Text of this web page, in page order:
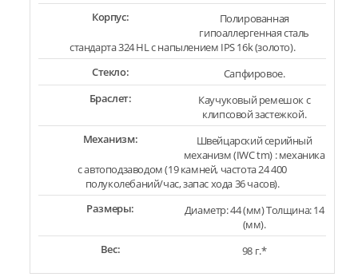
Корпус:
Полированная
гипоаллергенная сталь
стандарта 324 HL с напылением IPS 16k (золото).
Стекло:
Сапфировое.
Браслет:
Каучуковый ремешок с
клипсовой застежкой.
Механизм:
Швейцарский серийный
механизм (IWC tm) : механика
с автоподзаводом (19 камней, частота 24 400
полуколебаний/час, запас хода 36 часов).
Размеры:
Диаметр: 44 (мм) Толщина: 14
(мм).
Вес:
98 г.*